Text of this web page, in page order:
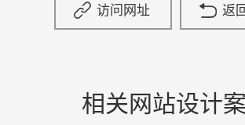
访问网址 返
相关网站设计